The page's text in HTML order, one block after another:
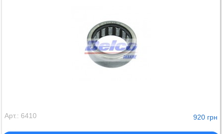
Арт.: 6410 920 грн